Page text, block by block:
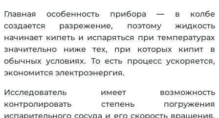
Главная особенность прибора — в колбе
создается разрежение, поэтому жидкость
начинает кипеть и испаряться при температурах
значительно ниже тех, при которых кипит в
обычных условиях. То есть процесс ускоряется,
экономится электроэнергия.
Исследователь имеет возможность
контролировать степень погружения
испарительного сосуда и его скорость вращения,